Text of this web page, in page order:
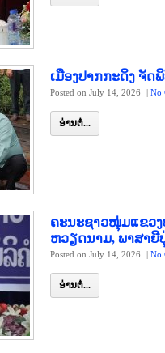
ເມືອງປາກກະດິງ ຈັດ
Posted on July 14, 2026 | No
ອ່ານຕໍ່...
ຄະນະຊາວໜຸ່ມແຂ
ຫວຽດນາມ, ພາສາຍີ
Posted on July 14, 2026 | No
ອ່ານຕໍ່...